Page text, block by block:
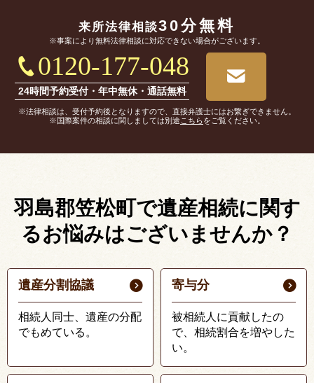
来所法律相談30分無料
※事案により無料法律相談に対応できない場合がございます。
0120-177-048
24時間予約受付・年中無休・通話無料
※法律相談は、受付予約後となりますので、直接弁護士にはお繋ぎできません。
※国際案件の相談に関しましては別途 こちらをご覧ください。
羽島郡笠松町で遺産相続に関す
るお悩みはございませんか？
遺産分割協議
相続人同士、遺産の分配
でもめている。
寄与分
被相続人に貢献したの
で、相続割合を増やした
い。